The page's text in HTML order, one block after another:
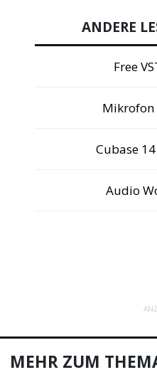
ANDERE
Free
Mikrofon
Cubase
Audio
MEHR ZUM